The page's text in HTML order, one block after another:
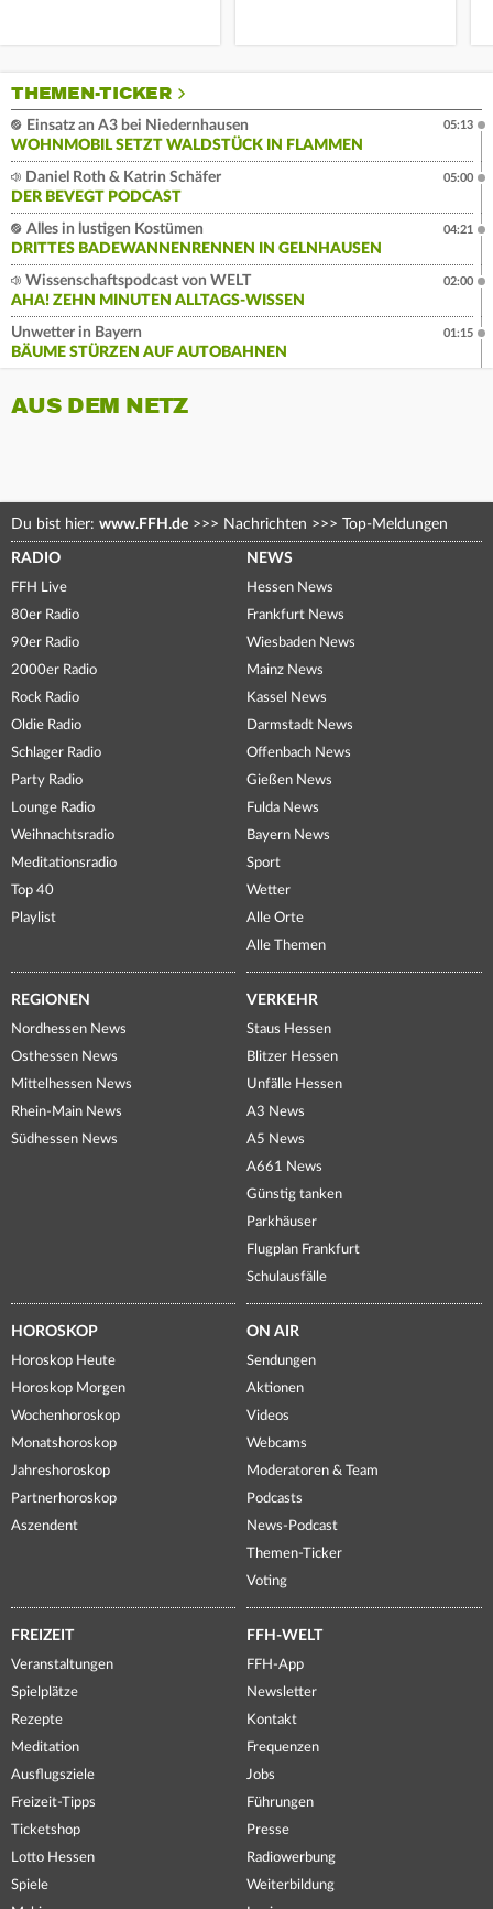
THEMEN-TICKER
Einsatz an A3 bei Niedernhausen
WOHNMOBIL SETZT WALDSTÜCK IN FLAMMEN
05:13
Daniel Roth & Katrin Schäfer
DER BEVEGT PODCAST
05:00
Alles in lustigen Kostümen
DRITTES BADEWANNENRENNEN IN GELNHAUSEN
04:21
Wissenschaftspodcast von WELT
AHA! ZEHN MINUTEN ALLTAGS-WISSEN
02:00
Unwetter in Bayern
BÄUME STÜRZEN AUF AUTOBAHNEN
01:15
AUS DEM NETZ
Du bist hier: www.FFH.de >>> Nachrichten >>> Top-Meldungen
RADIO
FFH Live
80er Radio
90er Radio
2000er Radio
Rock Radio
Oldie Radio
Schlager Radio
Party Radio
Lounge Radio
Weihnachtsradio
Meditationsradio
Top 40
Playlist
NEWS
Hessen News
Frankfurt News
Wiesbaden News
Mainz News
Kassel News
Darmstadt News
Offenbach News
Gießen News
Fulda News
Bayern News
Sport
Wetter
Alle Orte
Alle Themen
REGIONEN
Nordhessen News
Osthessen News
Mittelhessen News
Rhein-Main News
Südhessen News
VERKEHR
Staus Hessen
Blitzer Hessen
Unfälle Hessen
A3 News
A5 News
A661 News
Günstig tanken
Parkhäuser
Flugplan Frankfurt
Schulausfälle
HOROSKOP
Horoskop Heute
Horoskop Morgen
Wochenhoroskop
Monatshoroskop
Jahreshoroskop
Partnerhoroskop
Aszendent
ON AIR
Sendungen
Aktionen
Videos
Webcams
Moderatoren & Team
Podcasts
News-Podcast
Themen-Ticker
Voting
FREIZEIT
Veranstaltungen
Spielplätze
Rezepte
Meditation
Ausflugsziele
Freizeit-Tipps
Ticketshop
Lotto Hessen
Spiele
FFH-WELT
FFH-App
Newsletter
Kontakt
Frequenzen
Jobs
Führungen
Presse
Radiowerbung
Weiterbildung